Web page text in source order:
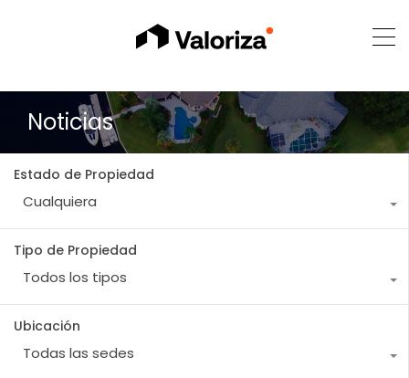
Noticias
Estado de Propiedad
Cualquiera
Tipo de Propiedad
Todos los tipos
Ubicación
Todas las sedes